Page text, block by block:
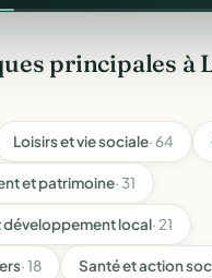
principales à
Loisirs et vie sociale· 64
et patrimoine· 31
développement local· 21
· 18 Santé et action